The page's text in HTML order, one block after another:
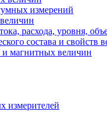
измерений
расхода, уровня,
состава и свойств
и магнитных величин
измерителей